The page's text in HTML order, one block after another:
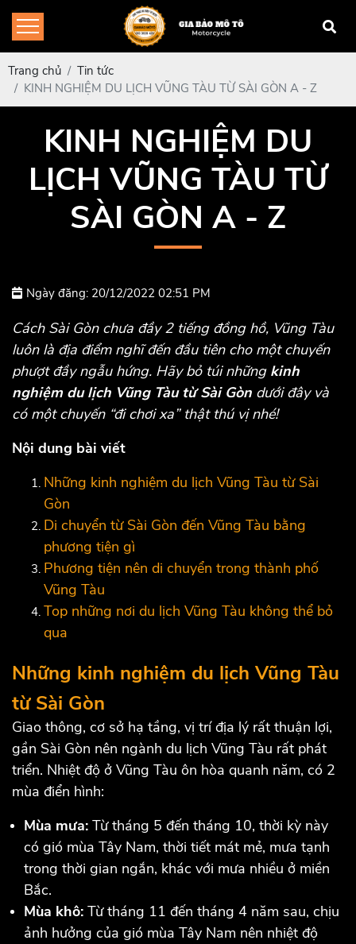
Trang chủ
Tin tức
KINH NGHIỆM DU LỊCH VŨNG TÀU TỪ SÀI GÒN A - Z
KINH NGHIỆM DU
LỊCH VŨNG TÀU TỪ
SÀI GÒN A - Z
Ngày đăng: 20/12/2022 02:51 PM
Cách Sài Gòn chưa đầy 2 tiếng đồng hồ, Vũng Tàu
luôn là địa điểm nghĩ đến đầu tiên cho một chuyến
phượt đầy ngẫu hứng. Hãy bỏ túi những kinh
nghiệm du lịch Vũng Tàu từ Sài Gòn dưới đây và
có một chuyến “đi chơi xa” thật thú vị nhé!
Nội dung bài viết
Những kinh nghiệm du lịch Vũng Tàu từ Sài
Gòn
Di chuyển từ Sài Gòn đến Vũng Tàu bằng
phương tiện gì
Phương tiện nên di chuyển trong thành phố
Vũng Tàu
Top những nơi du lịch Vũng Tàu không thể bỏ
qua
Những kinh nghiệm du lịch Vũng Tàu
từ Sài Gòn
Giao thông, cơ sở hạ tầng, vị trí địa lý rất thuận lợi,
gần Sài Gòn nên ngành du lịch Vũng Tàu rất phát
triển. Nhiệt độ ở Vũng Tàu ôn hòa quanh năm, có 2
mùa điển hình:
Mùa mưa: Từ tháng 5 đến tháng 10, thời kỳ này
có gió mùa Tây Nam, thời tiết mát mẻ, mưa tạnh
trong thời gian ngắn, khác với mưa nhiều ở miền
Bắc.
Mùa khô: Từ tháng 11 đến tháng 4 năm sau, chịu
ảnh hưởng của gió mùa Tây Nam nên nhiệt độ